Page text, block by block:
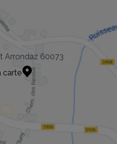
Arrondaz 60073
carte